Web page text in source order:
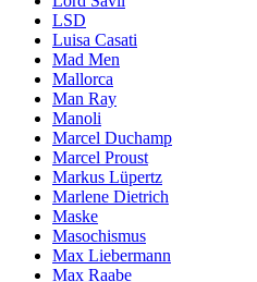
LSD
Luisa Casati
Mad Men
Mallorca
Man Ray
Manoli
Marcel Duchamp
Marcel Proust
Markus Lüpertz
Marlene Dietrich
Maske
Masochismus
Max Liebermann
Max Raabe